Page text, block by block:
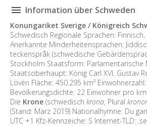
Information über Schweden
Konungariket Sverige / Königreich
Schwedisch Regionale Sprachen:
Anerkannte Minderheitensprachen:
teckenspråk (schwedische
Stockholm Staatsform: Parlamentarische
Staatsoberhaupt: König Carl XVI. Gustav
Lövén Fläche: 450.295 km²
Bevölkerungsdichte: 22 Einwohner pro
Die Krone (schwedisch krona, Plural kronor
(Stand: März 2019) Nationalhymne: Du
UTC +1 Kfz-Kennzeiche: S Internet-TLD: